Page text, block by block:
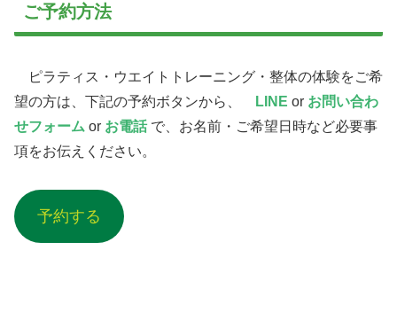
ご予約方法
ピラティス・ウエイトトレーニング・整体の体験をご希
望の方は、下記の予約ボタンから、
LINE or お問い合わ
せフォーム or お電話で、お名前・ご希望日時など必要事
項をお伝えください。
予約する